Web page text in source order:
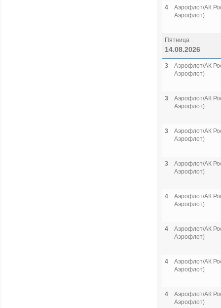
4
Аэрофлот/АК
Аэрофлот)
Пятница
14.08.2026
3
Аэрофлот/АК
Аэрофлот)
3
Аэрофлот/АК
Аэрофлот)
3
Аэрофлот/АК
Аэрофлот)
3
Аэрофлот/АК
Аэрофлот)
4
Аэрофлот/АК
Аэрофлот)
4
Аэрофлот/АК
Аэрофлот)
4
Аэрофлот/АК
Аэрофлот)
4
Аэрофлот/АК
Аэрофлот)